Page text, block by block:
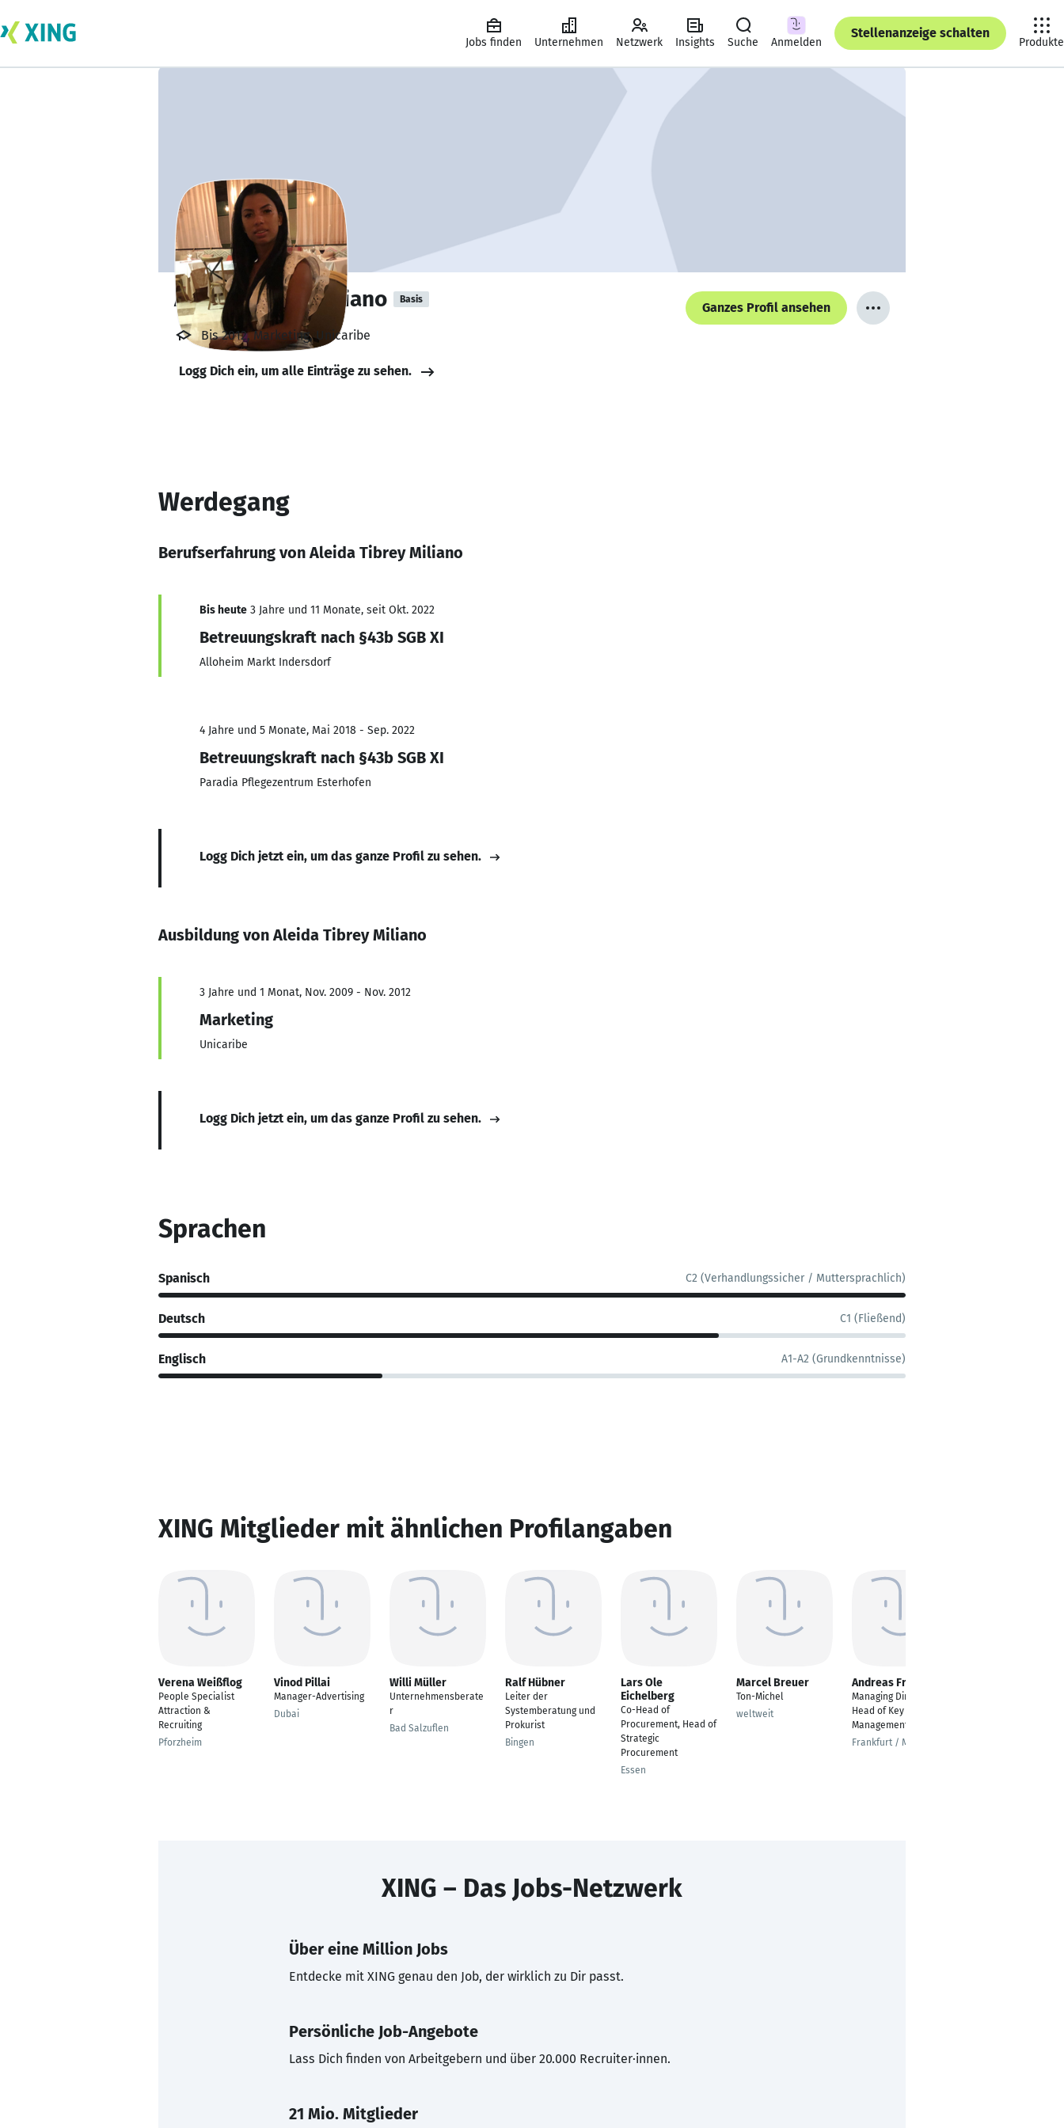
Jobs finden Unternehmen Netzwerk Insights Suche Anmelden
Stellenanzeige schalten
Produkte
Aleida Tibrey Miliano Basis
Ganzes Profil ansehen
Bis 2012, Marketing, Unicaribe
Logg Dich ein, um alle Einträge zu sehen.
Werdegang
Berufserfahrung von Aleida Tibrey Miliano
Bis heute 3 Jahre und 11 Monate, seit Okt. 2022
Betreuungskraft nach §43b SGB XI
Alloheim Markt Indersdorf
4 Jahre und 5 Monate, Mai 2018 - Sep. 2022
Betreuungskraft nach §43b SGB XI
Paradia Pflegezentrum Esterhofen
Logg Dich jetzt ein, um das ganze Profil zu sehen.
Ausbildung von Aleida Tibrey Miliano
3 Jahre und 1 Monat, Nov. 2009 - Nov. 2012
Marketing
Unicaribe
Logg Dich jetzt ein, um das ganze Profil zu sehen.
Sprachen
Spanisch C2 (Verhandlungssicher / Muttersprachlich)
Deutsch C1 (Fließend)
Englisch A1-A2 (Grundkenntnisse)
XING Mitglieder mit ähnlichen Profilangaben
Verena Weißflog
People Specialist
Attraction &
Recruiting
Pforzheim
Vinod Pillai
Manager-Advertising
Dubai
Willi Müller
Unternehmensberate
r
Bad Salzuflen
Ralf Hübner
Leiter der
Systemberatung und
Prokurist
Bingen
Lars Ole
Eichelberg
Co-Head of
Procurement, Head of
Strategic
Procurement
Essen
Marcel Breuer
Ton-Michel
weltweit
Andreas Franz
Managing Director,
Head of Key Account
Management
Frankfurt / Main
XING – Das Jobs-Netzwerk
Über eine Million Jobs
Entdecke mit XING genau den Job, der wirklich zu Dir passt.
Persönliche Job-Angebote
Lass Dich finden von Arbeitgebern und über 20.000 Recruiter·innen.
21 Mio. Mitglieder